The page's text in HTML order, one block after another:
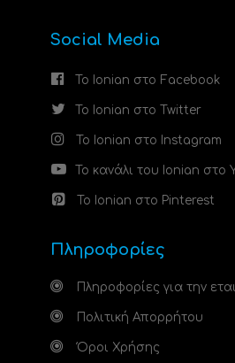
Social Media
Το Ionian στο Facebook
Το Ionian στο Twitter
Το Ionian στο Instagram
Το κανάλι του Ionian στο
Το Ionian στο Pinterest
Πληροφορίες
Πληροφορίες για την
Πολιτική Απορρήτου
Όροι Χρήσης